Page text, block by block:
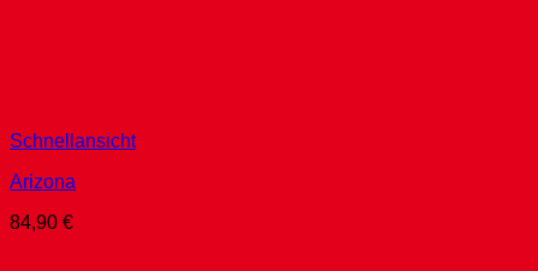
Schnellansicht
Arizona
84,90 €